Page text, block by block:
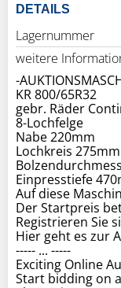
DETAILS
Lagernummer
weitere
-
KR 800/65R32
gebr. Räder
8-Lochfelge
Nabe 220mm
Lochkreis 275mm
Einpresstiefe
Auf diese
Der Startpreis
Registrieren Sie
Hier geht es zur
----- ... -----
Exciting Online
Start bidding on